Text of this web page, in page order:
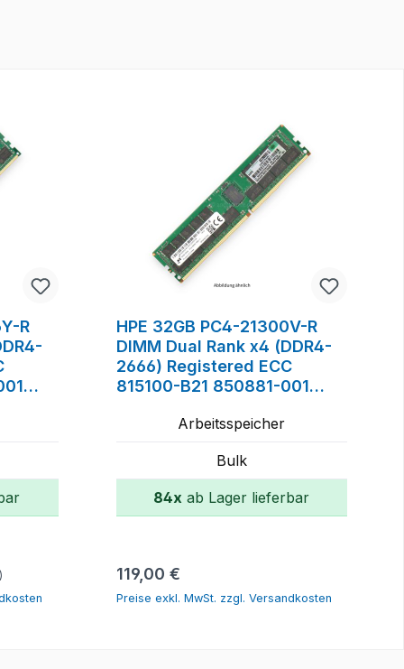
R
HPE 32GB PC4-21300V-R
DIMM Dual Rank x4 (DDR4-
2666) Registered ECC
815100-B21 850881-001
Arbeitsspeicher
Bulk
84x ab Lager lieferbar
Regulärer Preis:
119,00 €
Preise exkl. MwSt. zzgl. Versandkosten
In den Warenkorb